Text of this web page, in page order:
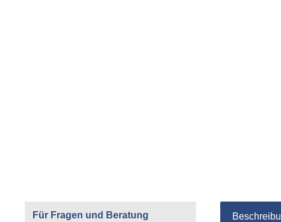
Für Fragen und Beratung